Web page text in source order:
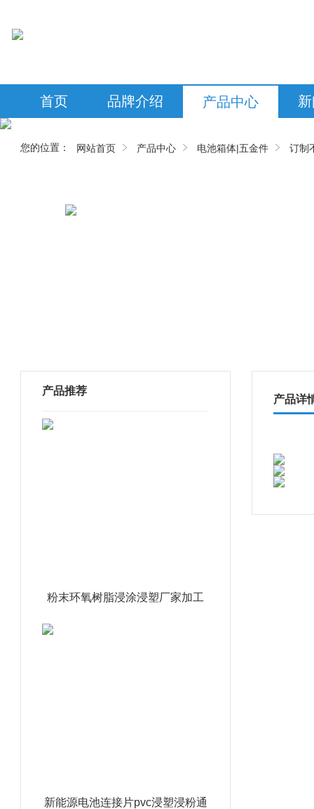
首页 品牌介绍 产品中心
您的位置： 网站首页 产品中心 电池箱体|五金件 订制
产品推荐
粉末环氧树脂浸涂浸塑厂家加工
新能源电池连接片pvc浸塑浸粉通
产品详